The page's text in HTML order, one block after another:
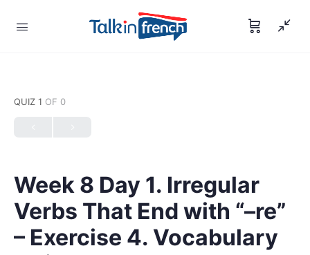
QUIZ 1 OF 0
Week 8 Day 1. Irregular
Verbs That End with “–re”
– Exercise 4. Vocabulary